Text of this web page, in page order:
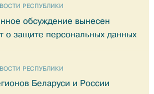
РЕСПУБЛИКИ
обсуждение вынесен
о защите персональных данных
РЕСПУБЛИКИ
Беларуси и России